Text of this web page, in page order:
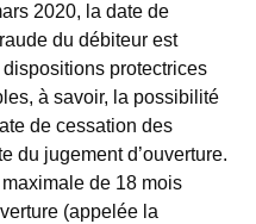
2020, la date de
du débiteur est
protectrices
à savoir, la possibilité
de cessation des
du jugement d’ouverture.
de 18 mois
(appelée la